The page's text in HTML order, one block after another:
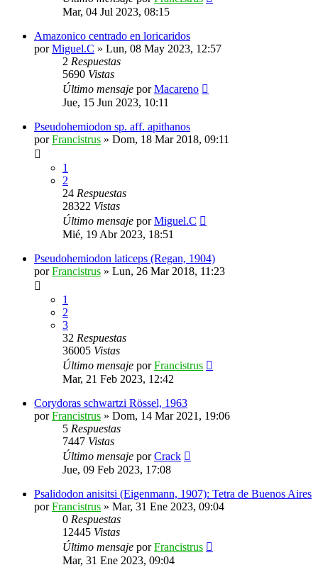
Mar, 04 Jul 2023, 08:15
Amazonico centrado en loricaridos
porMiguel.C » Lun, 08 May 2023, 12:57
2 Respuestas
5690 Vistas
Último mensaje porMacareno
Jue, 15 Jun 2023, 10:11
Pseudohemiodon sp. aff. apithanos
porFrancistrus » Dom, 18 Mar 2018, 09:11
1
2
24 Respuestas
28322 Vistas
Último mensaje porMiguel.C
Mié, 19 Abr 2023, 18:51
Pseudohemiodon laticeps (Regan, 1904)
porFrancistrus » Lun, 26 Mar 2018, 11:23
1
2
3
32 Respuestas
36005 Vistas
Último mensaje porFrancistrus
Mar, 21 Feb 2023, 12:42
Corydoras schwartzi Rössel, 1963
porFrancistrus » Dom, 14 Mar 2021, 19:06
5 Respuestas
7447 Vistas
Último mensaje porCrack
Jue, 09 Feb 2023, 17:08
Psalidodon anisitsi (Eigenmann, 1907): Tetra de Buenos Aires
porFrancistrus » Mar, 31 Ene 2023, 09:04
0 Respuestas
12445 Vistas
Último mensaje porFrancistrus
Mar, 31 Ene 2023, 09:04